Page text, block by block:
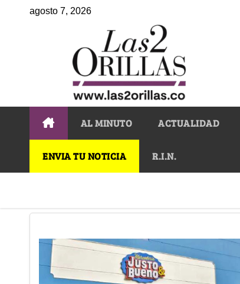
agosto 7, 2026
AL MINUTO ACTUALIDAD
ENVIA TU NOTICIA R.I.N.